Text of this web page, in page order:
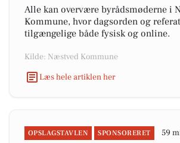
Alle kan overvære byrådsmøderne i
Kommune, hvor dagsorden og
tilgængelige både fysisk og online.
Kilde: Næstved Kommune
Læs hele artiklen her
OPSLAGSTAVLEN SPONSORERET 59